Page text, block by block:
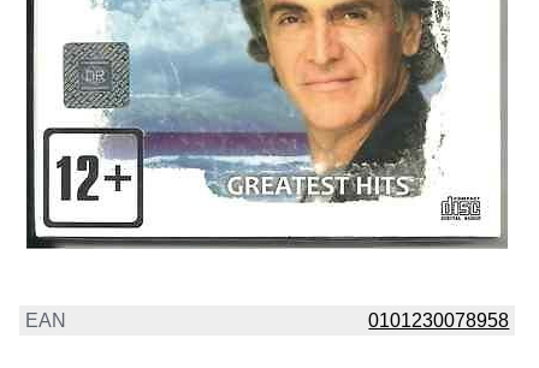
EAN 0101230078958